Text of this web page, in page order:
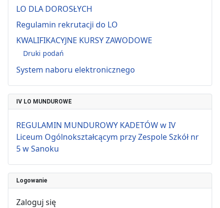
LO DLA DOROSŁYCH
Regulamin rekrutacji do LO
KWALIFIKACYJNE KURSY ZAWODOWE
Druki podań
System naboru elektronicznego
IV LO MUNDUROWE
REGULAMIN MUNDUROWY KADETÓW w IV
Liceum Ogólnokształcącym przy Zespole Szkół nr
5 w Sanoku
Logowanie
Zaloguj się